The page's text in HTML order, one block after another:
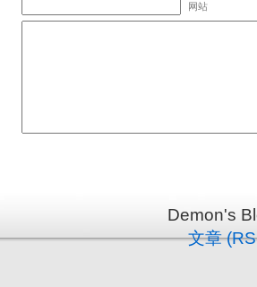
网站
Demon's
文章